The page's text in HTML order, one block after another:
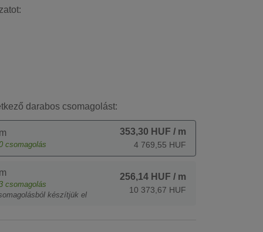
darabos csomagolást:
csomagolás
353,30 HUF / m
4 769,55 HUF
csomagolás
készítjük el
256,14 HUF / m
10 373,67 HUF